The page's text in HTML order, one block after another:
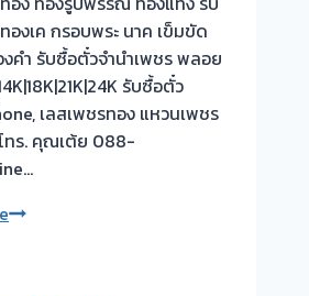
องเค กรอบพระ นาค เข็มขัด
คำ รับซื้อตั๋วจำนำเพชร พลอย
รับซื้อตั๋ว
เลสเพชรทอง แหวนเพชร
ทร. คุณเต้ย 088-
รับ